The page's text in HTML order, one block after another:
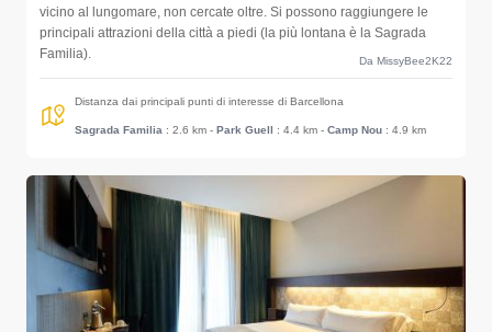
vicino al lungomare, non cercate oltre. Si possono raggiungere le
principali attrazioni della città a piedi (la più lontana è la Sagrada
Familia).
Da MissyBee2K22
Distanza dai principali punti di interesse di Barcellona
Sagrada Familia : 2.6 km - Park Guell : 4.4 km - Camp Nou : 4.9 km